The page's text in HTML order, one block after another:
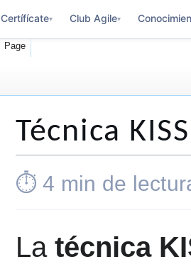
Certífícate▾ Club Agile▾
Técnica KISS
Jump
to
Jump
to
⏱ 4 min de
La técnica
Page